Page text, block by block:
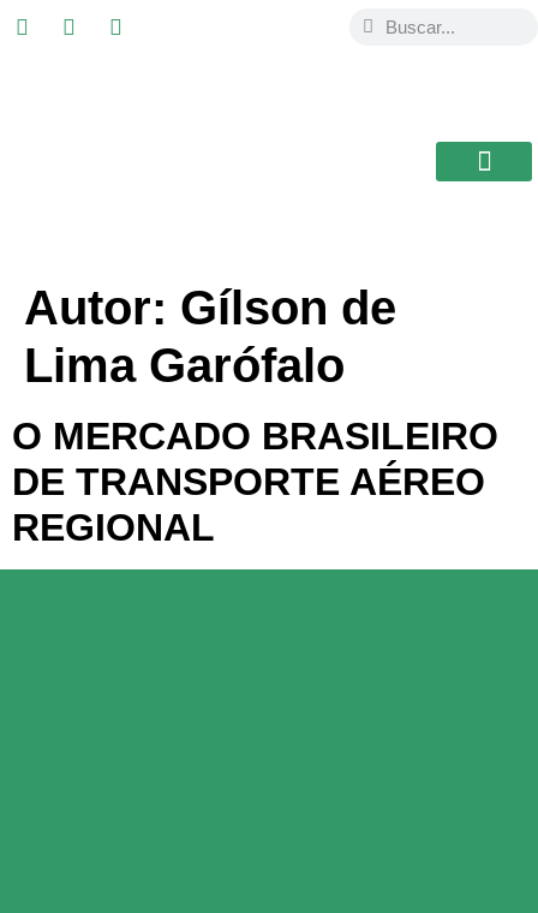
Autor: Gílson de
Lima Garófalo
O MERCADO BRASILEIRO
DE TRANSPORTE AÉREO
REGIONAL